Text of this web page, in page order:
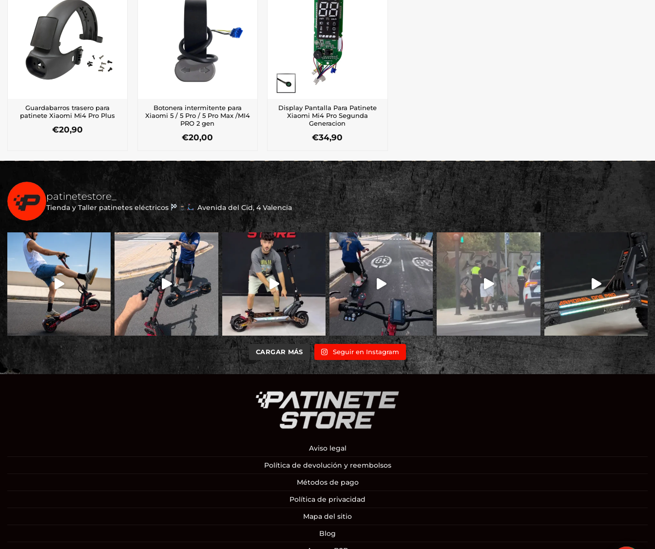
Guardabarros trasero para
patinete Xiaomi Mi4 Pro Plus
€20,90
Botonera intermitente para
Xiaomi 5 / 5 Pro / 5 Pro Max /MI4
PRO 2 gen
€20,00
Display Pantalla Para Patinete
Xiaomi Mi4 Pro Segunda
Generacion
€34,90
patinetestore_
Tienda y Taller patinetes eléctricos Avenida del Cid, 4 Valencia
CARGAR MÁS Seguir en Instagram
Aviso legal
Política de devolución y reembolsos
Métodos de pago
Política de privacidad
Mapa del sitio
Blog